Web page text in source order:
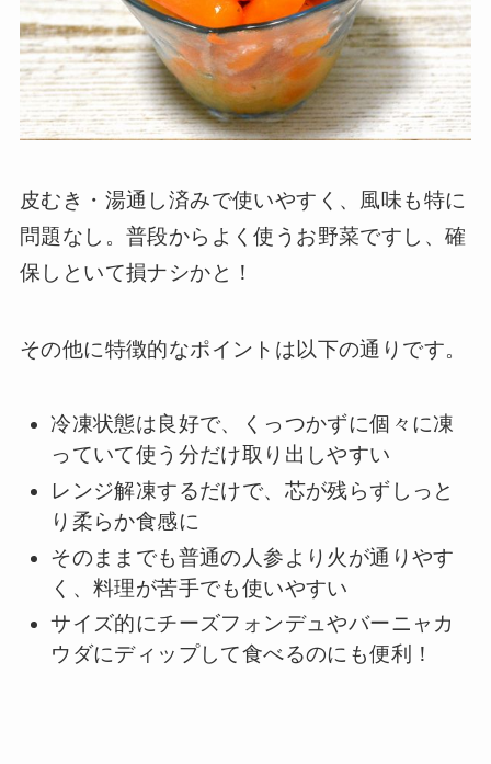
皮むき・湯通し済みで使いやすく、風味も特に
問題なし。普段からよく使うお野菜ですし、確
保しといて損ナシかと！
その他に特徴的なポイントは以下の通りです。
冷凍状態は良好で、くっつかずに個々に凍
っていて使う分だけ取り出しやすい
レンジ解凍するだけで、芯が残らずしっと
り柔らか食感に
そのままでも普通の人参より火が通りやす
く、料理が苦手でも使いやすい
サイズ的にチーズフォンデュやバーニャカ
ウダにディップして食べるのにも便利！